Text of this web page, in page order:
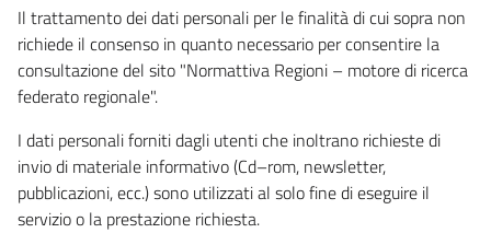
Il trattamento dei dati personali per le finalità di cui sopra non
richiede il consenso in quanto necessario per consentire la
consultazione del sito "Normattiva Regioni – motore di ricerca
federato regionale".
I dati personali forniti dagli utenti che inoltrano richieste di
invio di materiale informativo (Cd–rom, newsletter,
pubblicazioni, ecc.) sono utilizzati al solo fine di eseguire il
servizio o la prestazione richiesta.